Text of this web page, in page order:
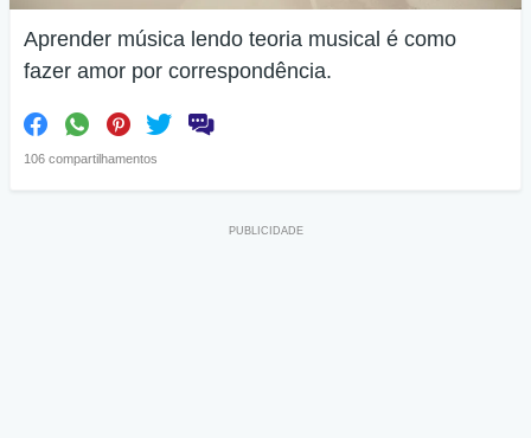
Aprender música lendo teoria musical é como
fazer amor por correspondência.
106 compartilhamentos